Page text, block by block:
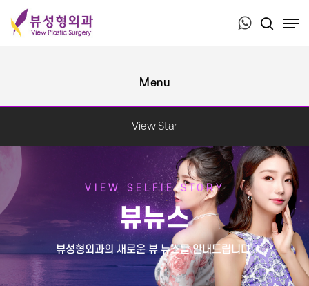
Press ESC to close this window.
View Star
VIEW SELFIE STORY
뷰뉴스
뷰성형외과의 새로운 뷰 뉴스를 안내드립니다.